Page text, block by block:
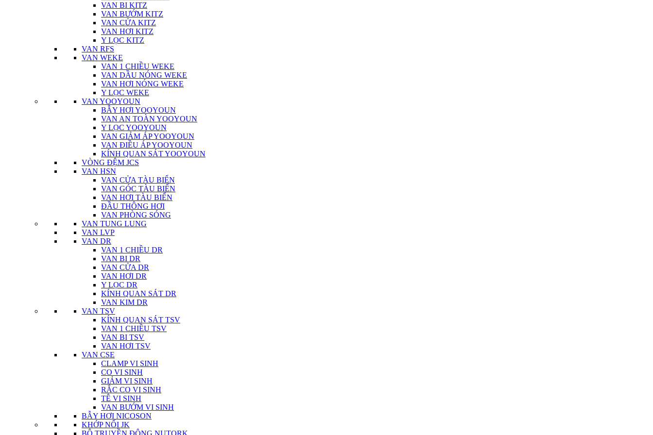
VAN BI KITZ
VAN BƯỚM KITZ
VAN CỬA KITZ
VAN HƠI KITZ
Y LỌC KITZ
VAN RFS
VAN WEKE
VAN 1 CHIỀU WEKE
VAN DẦU NÓNG WEKE
VAN HƠI NÓNG WEKE
Y LỌC WEKE
VAN YOOYOUN
BẪY HƠI YOOYOUN
VAN AN TOÀN YOOYOUN
Y LỌC YOOYOUN
VAN GIẢM ÁP YOOYOUN
VAN ĐIỀU ÁP YOOYOUN
KÍNH QUAN SÁT YOOYOUN
VÒNG ĐỆM JCS
VAN HSN
VAN CỬA TÀU BIỂN
VAN GÓC TÀU BIỂN
VAN HƠI TÀU BIỂN
ĐẦU THÔNG HƠI
VAN PHÒNG SÓNG
VAN TUNG LUNG
VAN LVP
VAN DR
VAN 1 CHIỀU DR
VAN BI DR
VAN CỬA DR
VAN HƠI DR
Y LỌC DR
KÍNH QUAN SÁT DR
VAN KIM DR
VAN TSV
KÍNH QUAN SÁT TSV
VAN 1 CHIỀU TSV
VAN BI TSV
VAN HƠI TSV
VAN CSE
CLAMP VI SINH
CO VI SINH
GIẢM VI SINH
RẮC CO VI SINH
TÊ VI SINH
VAN BƯỚM VI SINH
BẪY HƠI NICOSON
KHỚP NỐI JK
BỘ TRUYỀN ĐỘNG NUTORK